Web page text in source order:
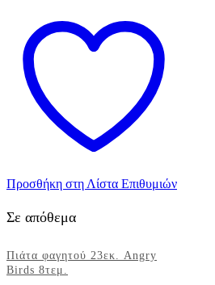
Προσθήκη στη Λίστα Επιθυμιών
Σε απόθεμα
Πιάτα φαγητού 23εκ. Angry
Birds 8τεμ.